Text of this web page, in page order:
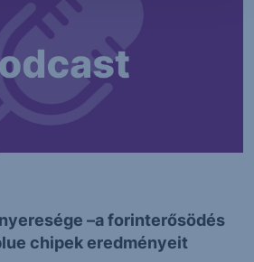
–a forinterősödés
chipek eredményeit